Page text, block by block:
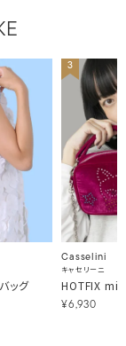
ッグ
3
Casselini
キャセリーニ
HOTFIX
¥6,930